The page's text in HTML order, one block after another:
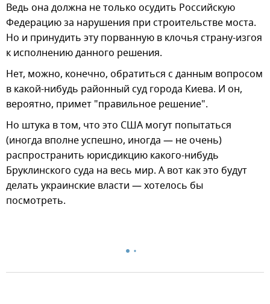
Ведь она должна не только осудить Российскую
Федерацию за нарушения при строительстве моста.
Но и принудить эту порванную в клочья страну-изгоя
к исполнению данного решения.
Нет, можно, конечно, обратиться с данным вопросом
в какой-нибудь районный суд города Киева. И он,
вероятно, примет "правильное решение".
Но штука в том, что это США могут попытаться
(иногда вполне успешно, иногда — не очень)
распространить юрисдикцию какого-нибудь
Бруклинского суда на весь мир. А вот как это будут
делать украинские власти — хотелось бы
посмотреть.